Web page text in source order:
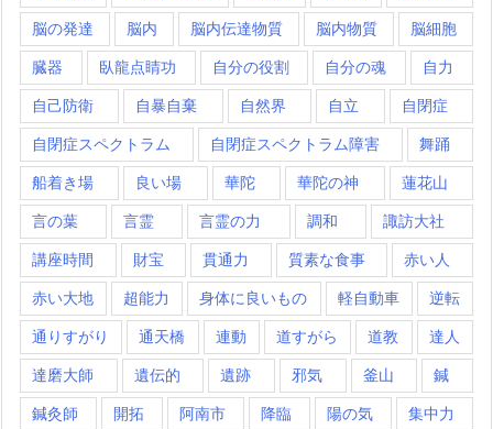
脳の発達 脳内 脳内伝達物質 脳内物質 脳細胞
臓器 臥龍点睛功 自分の役割 自分の魂 自力
自己防衛 自暴自棄 自然界 自立 自閉症
自閉症スペクトラム 自閉症スペクトラム障害 舞踊
船着き場 良い場 華陀 華陀の神 蓮花山
言の葉 言霊 言霊の力 調和 諏訪大社
講座時間 財宝 貫通力 質素な食事 赤い人
赤い大地 超能力 身体に良いもの 軽自動車 逆転
通りすがり 通天橋 連動 道すがら 道教 達人
達磨大師 遺伝的 遺跡 邪気 釜山 鍼
鍼灸師 開拓 阿南市 降臨 陽の気 集中力